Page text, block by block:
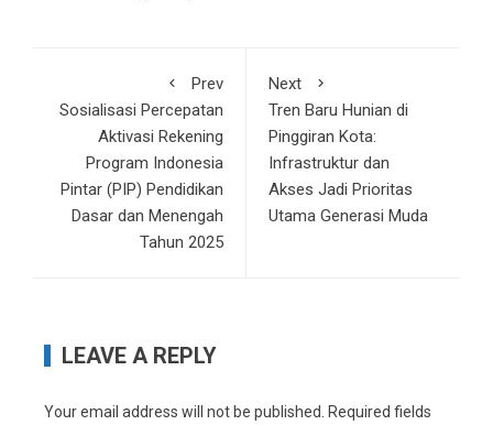
Prev
Sosialisasi Percepatan
Aktivasi Rekening
Program Indonesia
Pintar (PIP) Pendidikan
Dasar dan Menengah
Tahun 2025
Next
Tren Baru Hunian di
Pinggiran Kota:
Infrastruktur dan
Akses Jadi Prioritas
Utama Generasi Muda
LEAVE A REPLY
Your email address will not be published.
Required fields